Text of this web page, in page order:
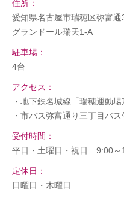
住所：
愛知県名古屋市瑞穂区弥富通
グランドール瑞天1-A
駐車場：
4台
アクセス：
・地下鉄名城線「瑞穂運動
・市バス弥富通り三丁目バ
受付時間：
平日・土曜日・祝日 9:00～
定休日：
日曜日・木曜日